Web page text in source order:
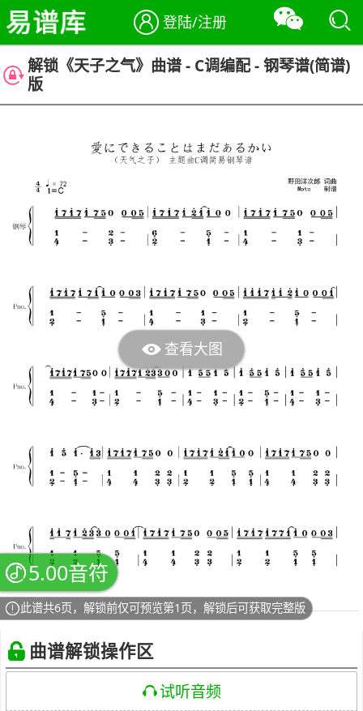
登陆/注册
解锁《天子之气》曲谱 - C调编配 - 钢琴谱(简谱)
版
查看大图
5.00音符
此谱共6页，解锁前仅可预览第1页，解锁后可获取完整版
曲谱解锁操作区
试听音频